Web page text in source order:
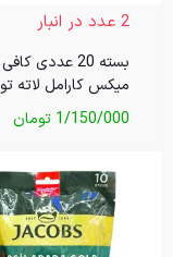
2 عدد در انبار
بسته 20 عددی کافی
میکس کارامل لاته
1/150/000 تومان